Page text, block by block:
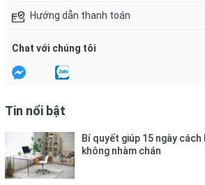
Hướng dẫn thanh toán
Chat với chúng tôi
Tin nổi bật
Bí quyết giúp 15 ngày cách
không nhàm chán